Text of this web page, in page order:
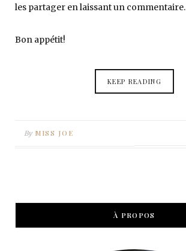
les partager en laissant un commentaire.
Bon appétit!
KEEP READING
By MISS JOE
À PROPOS